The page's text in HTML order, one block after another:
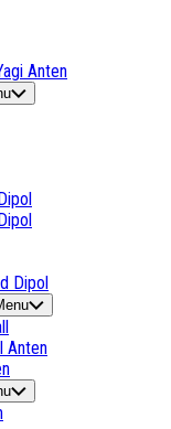
Anten
Dipol
Anten